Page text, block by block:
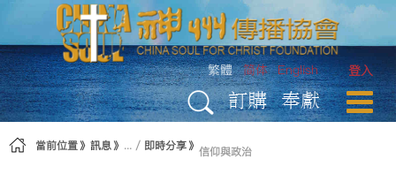
略過到內容
登入
繁體 简体 English
訂購 奉獻
當前位置 訊息 即時分享 信仰與政治